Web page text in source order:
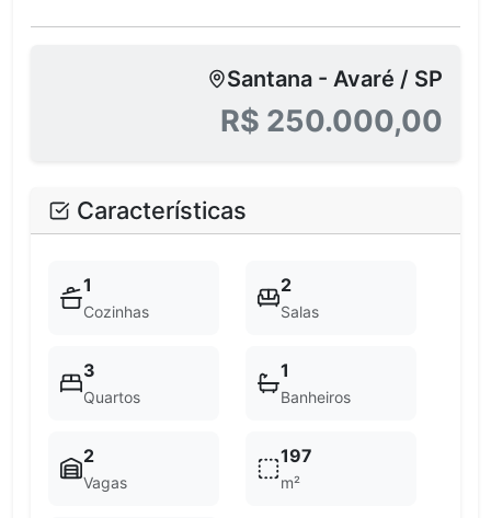
Santana - Avaré / SP
R$ 250.000,00
Características
1
Cozinhas
2
Salas
3
Quartos
1
Banheiros
2
Vagas
197
m²